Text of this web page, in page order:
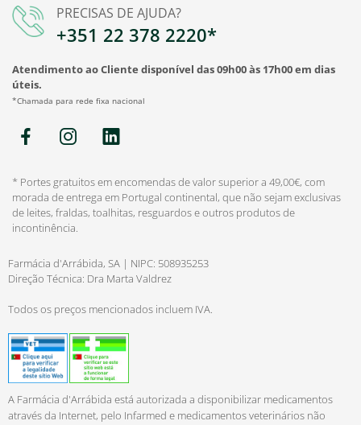
PRECISAS DE AJUDA?
+351 22 378 2220*
Atendimento ao Cliente disponível das 09h00 às 17h00 em dias
úteis.
*Chamada para rede fixa nacional
* Portes gratuitos em encomendas de valor superior a 49,00€, com
morada de entrega em Portugal continental, que não sejam exclusivas
de leites, fraldas, toalhitas, resguardos e outros produtos de
incontinência.
Farmácia d'Arrábida, SA | NIPC: 508935253
Direção Técnica: Dra Marta Valdrez
Todos os preços mencionados incluem IVA.
A Farmácia d'Arrábida está autorizada a disponibilizar medicamentos
através da Internet, pelo Infarmed e medicamentos veterinários não